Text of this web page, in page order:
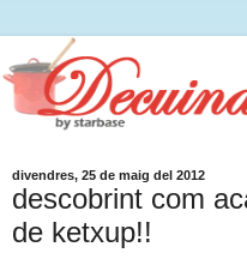
divendres, 25 de maig del 2012
descobrint com
de ketxup!!